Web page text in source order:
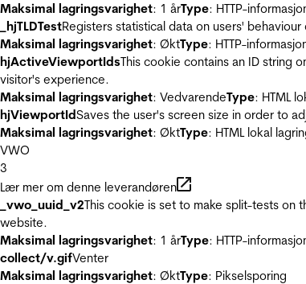
Maksimal lagringsvarighet: 1 årType: HTTP-
_hjTLDTestRegisters statistical data on users'
Maksimal lagringsvarighet: ØktType: HTTP-
hjActiveViewportIdsThis cookie contains an ID string
visitor's experience.
Maksimal lagringsvarighet: VedvarendeType: HTML
hjViewportIdSaves the user's screen size in order to
Maksimal lagringsvarighet: ØktType: HTML lokal
VWO
3
Lær mer om denne leverandøren
_vwo_uuid_v2This cookie is set to make split-tests
website.
Maksimal lagringsvarighet: 1 årType: HTTP-
collect/v.gifVenter
Maksimal lagringsvarighet: ØktType: Pikselsporing